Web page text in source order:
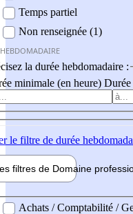
Temps partiel
Non renseignée (1)
la durée hebdomadaire :
minimale (en heure) Durée
le filtre de durée
filtres de Domaine pro
professionel
Achats / Comptabilité /